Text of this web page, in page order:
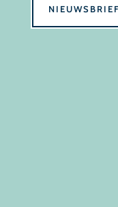
NIEUWSBRIEF